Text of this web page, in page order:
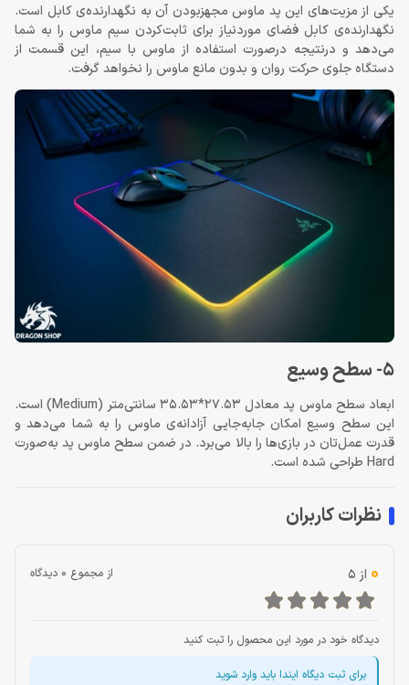
یکی از مزیت‌های این پد ماوس مجهزبودن آن به نگهدارنده‌ی کابل است.
نگهدارنده‌ی کابل فضای موردنیاز برای ثابت‌کردن سیم ماوس را به شما
می‌دهد و درنتیجه درصورت استفاده از ماوس با سیم، این قسمت از
دستگاه جلوی حرکت روان و بدون مانع ماوس را نخواهد گرفت.
5- سطح وسیع
ابعاد سطح ماوس پد معادل 27.53*35.53 سانتی‌متر (Medium) است.
این سطح وسیع امکان جابه‌جایی آزادانه‌ی ماوس را به شما می‌دهد و
قدرت عمل‌تان در بازی‌ها را بالا می‌برد. در ضمن سطح ماوس پد به‌صورت
Hard طراحی شده است.
نظرات کاربران
0 از 5 از مجموع 0 دیدگاه
دیدگاه خود در مورد این محصول را ثبت کنید
برای ثبت دیگاه ایندا باید وارد شوید